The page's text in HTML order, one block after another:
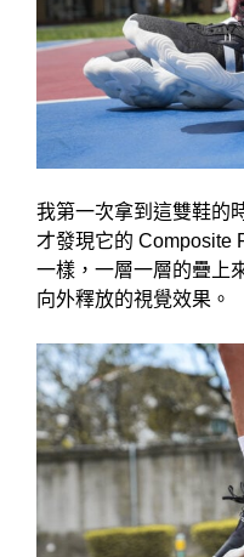
我第一次拿到這雙鞋的
才發現它的 Composite
一樣，一層一層的疊上
向外釋放的視覺效果。